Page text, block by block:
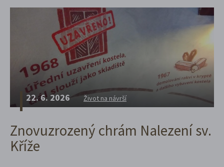
22. 6. 2026 Život na návrší
Znovuzrozený chrám Nalezení sv.
Kříže